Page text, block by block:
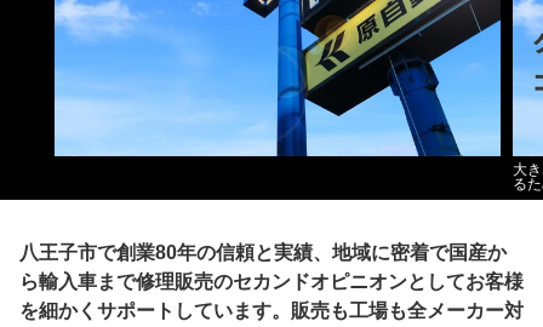
大
る
八王子市で創業80年の信頼と実績、地域に密着で国産か
ら輸入車まで修理販売のセカンドオピニオンとしてお客様
を細かくサポートしています。販売も工場も全メーカー対